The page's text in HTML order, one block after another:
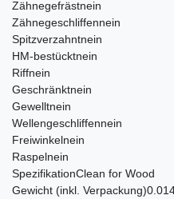
Zähnegefrästnein
Zähnegeschliffennein
Spitzverzahntnein
HM-bestücktnein
Riffnein
Geschränktnein
Gewelltnein
Wellengeschliffennein
Freiwinkelnein
Raspelnein
SpezifikationClean for Wood
Gewicht (inkl. Verpackung)